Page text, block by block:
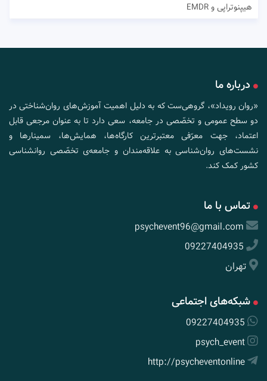
هیپنوتراپی و EMDR
درباره ما
«روان رویداد»، گروهی‌ست که به دلیل اهمیت آموزش‌های روان‌شناختی در
دو سطح عمومی و تخصّصی در جامعه، سعی دارد تا به عنوان مرجعی قابل
اعتماد، جهت معرّفی معتبرترین کارگاه‌ها، همایش‌ها، سمینارها و
نشست‌های روان‌شناسی به علاقه‌مندان و جامعه‌ی تخصّصی روانشناسی
کشور کمک کند.
تماس با ما
psychevent96@gmail.com
09227404935
تهران
شبکه‌های اجتماعی
09227404935
psych_event
http://psycheventonline